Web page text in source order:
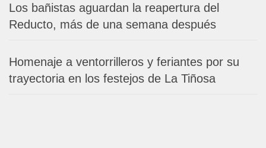
Los bañistas aguardan la reapertura del
Reducto, más de una semana después
Homenaje a ventorrilleros y feriantes por su
trayectoria en los festejos de La Tiñosa